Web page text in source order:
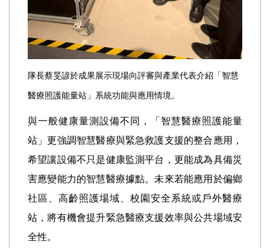
隊長蔡旻諺於成果展示現場向評審與產業代表介紹「智慧
醫療照護能量站」系統功能與應用情境。
與一般健康量測設備不同，「智慧醫療照護能量
站」更強調智慧醫療與緊急救護支援的整合應用，
希望讓設備不只是健康監測平台，更能成為具備災
害應變能力的智慧醫療據點。未來若能應用於偏鄉
社區、高齡照護場域、校園安全系統或戶外醫療
站，將有機會提升緊急醫療支援效率與公共場域安
全性。